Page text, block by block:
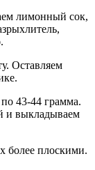
лимонный сок,
Оставляем
43-44 грамма.
и выкладываем
более плоскими.